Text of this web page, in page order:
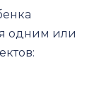
одним или